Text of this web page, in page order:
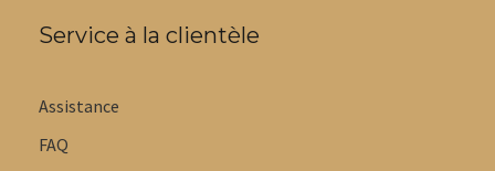
Service à la clientèle
Assistance
FAQ